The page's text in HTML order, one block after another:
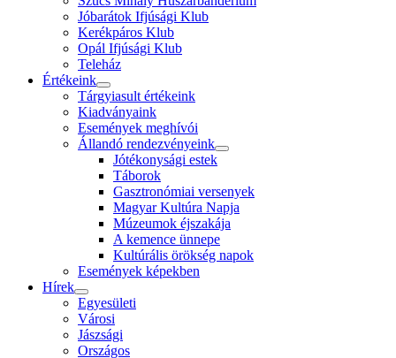
Jóbarátok Ifjúsági Klub
Kerékpáros Klub
Opál Ifjúsági Klub
Teleház
Értékeink
Tárgyiasult értékeink
Kiadványaink
Események meghívói
Állandó rendezvényeink
Jótékonysági estek
Táborok
Gasztronómiai versenyek
Magyar Kultúra Napja
Múzeumok éjszakája
A kemence ünnepe
Kultúrális örökség napok
Események képekben
Hírek
Egyesületi
Városi
Jászsági
Országos